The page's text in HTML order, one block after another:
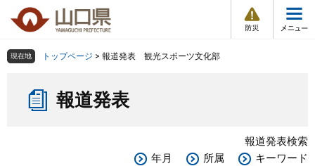
の
ー
メ
組織で探す
Other Languages
現在地 トップページ > 報道発表 観光スポーツ文化部
報道発表
報道発表検索
年月
所属 キーワード